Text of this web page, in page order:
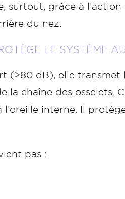
surtout, grâce à
du nez.
LE SYSTÈME
(>80 dB), elle transmet
la chaîne des osselets.
l’oreille interne. Il
pas :